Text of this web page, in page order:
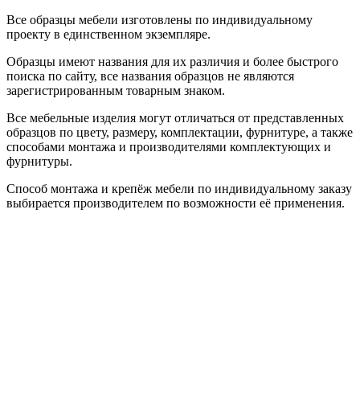
Все образцы мебели изготовлены по индивидуальному
проекту в единственном экземпляре.
Образцы имеют названия для их различия и более быстрого
поиска по сайту, все названия образцов не являются
зарегистрированным товарным знаком.
Все мебельные изделия могут отличаться от представленных
образцов по цвету, размеру, комплектации, фурнитуре, а также
способами монтажа и производителями комплектующих и
фурнитуры.
Способ монтажа и крепёж мебели по индивидуальному заказу
выбирается производителем по возможности её применения.